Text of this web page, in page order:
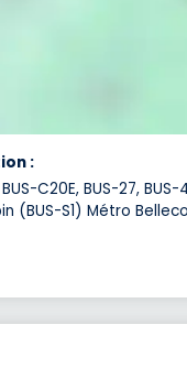
:
C20E, BUS-27,
(BUS-S1) Métro